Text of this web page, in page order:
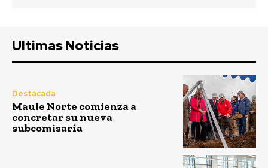
Ultimas Noticias
Destacada
Maule Norte comienza a
concretar su nueva
subcomisaría